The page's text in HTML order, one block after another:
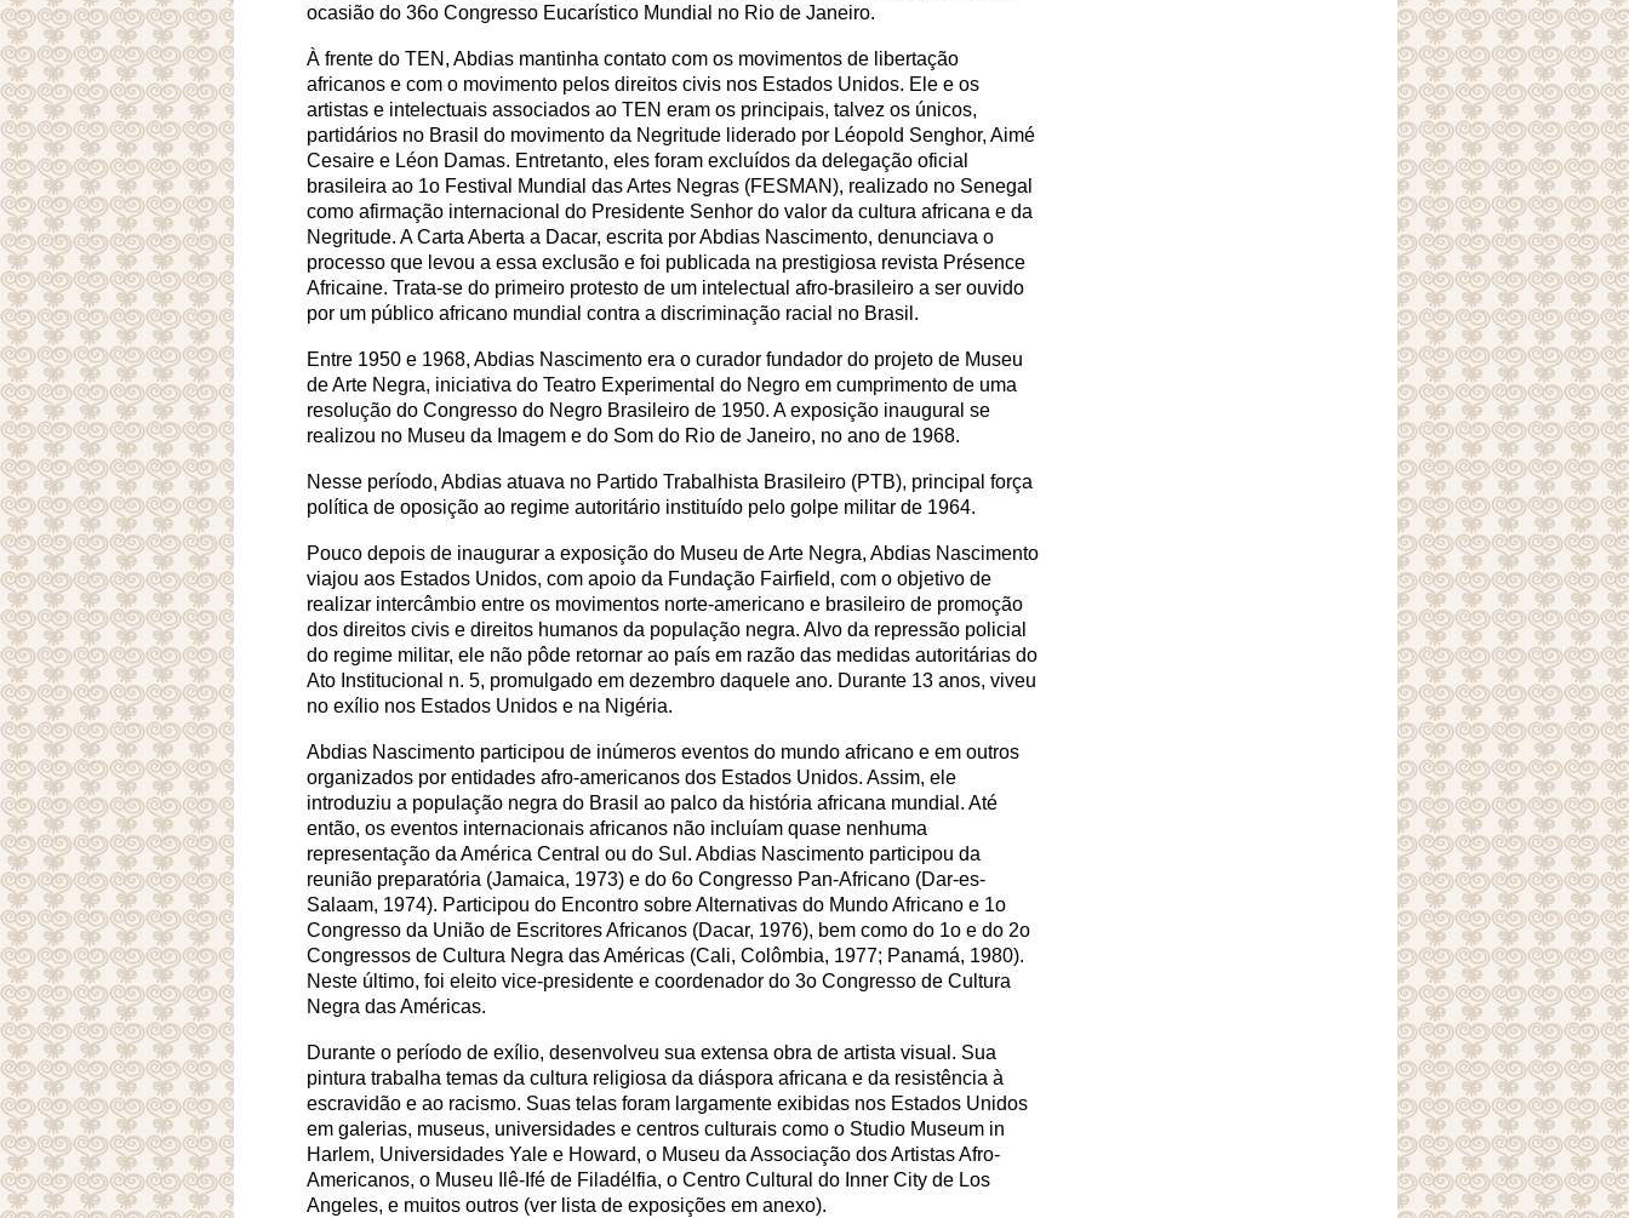
ocasião do 36oCongresso Eucarístico Mundial no Rio de Janeiro.
À frente do TEN, Abdias mantinha contato com os movimentos de libertação
africanos e com o movimento pelos direitos civis nos Estados Unidos. Ele e os
artistas e intelectuais associados ao TEN eram os principais, talvez os únicos,
partidários no Brasil do movimento da Negritude liderado por Léopold Senghor, Aimé
Cesaire e Léon Damas. Entretanto, eles foram excluídos da delegação oficial
brasileira ao 1oFestival Mundial das Artes Negras (FESMAN), realizado no Senegal
como afirmação internacional do Presidente Senhor do valor da cultura africana e da
Negritude. A Carta Aberta a Dacar, escrita por Abdias Nascimento, denunciava o
processo que levou a essa exclusão e foi publicada na prestigiosa revista Présence
Africaine. Trata-se do primeiro protesto de um intelectual afro-brasileiro a ser ouvido
por um público africano mundial contra a discriminação racial no Brasil.
Entre 1950 e 1968, Abdias Nascimento era o curador fundador do projeto de Museu
de Arte Negra, iniciativa do Teatro Experimental do Negro em cumprimento de uma
resolução do Congresso do Negro Brasileiro de 1950. A exposição inaugural se
realizou no Museu da Imagem e do Som do Rio de Janeiro, no ano de 1968.
Nesse período, Abdias atuava no Partido Trabalhista Brasileiro (PTB), principal força
política de oposição ao regime autoritário instituído pelo golpe militar de 1964.
Pouco depois de inaugurar a exposição do Museu de Arte Negra, Abdias Nascimento
viajou aos Estados Unidos, com apoio da Fundação Fairfield, com o objetivo de
realizar intercâmbio entre os movimentos norte-americano e brasileiro de promoção
dos direitos civis e direitos humanos da população negra. Alvo da repressão policial
do regime militar, ele não pôde retornar ao país em razão das medidas autoritárias do
Ato Institucional n. 5, promulgado em dezembro daquele ano. Durante 13 anos, viveu
no exílio nos Estados Unidos e na Nigéria.
Abdias Nascimento participou de inúmeros eventos do mundo africano e em outros
organizados por entidades afro-americanos dos Estados Unidos. Assim, ele
introduziu a população negra do Brasil ao palco da história africana mundial. Até
então, os eventos internacionais africanos não incluíam quase nenhuma
representação da América Central ou do Sul. Abdias Nascimento participou da
reunião preparatória (Jamaica, 1973) e do 6oCongresso Pan-Africano (Dar-es-
Salaam, 1974). Participou do Encontro sobre Alternativas do Mundo Africano e 1o
Congresso da União de Escritores Africanos (Dacar, 1976), bem como do 1oe do 2o
Congressos de Cultura Negra das Américas (Cali, Colômbia, 1977; Panamá, 1980).
Neste último, foi eleito vice-presidente e coordenador do 3oCongresso de Cultura
Negra das Américas.
Durante o período de exílio, desenvolveu sua extensa obra de artista visual. Sua
pintura trabalha temas da cultura religiosa da diáspora africana e da resistência à
escravidão e ao racismo. Suas telas foram largamente exibidas nos Estados Unidos
em galerias, museus, universidades e centros culturais como o Studio Museum in
Harlem, Universidades Yale e Howard, o Museu da Associação dos Artistas Afro-
Americanos, o Museu Ilê-Ifé de Filadélfia, o Centro Cultural do Inner City de Los
Angeles, e muitos outros (ver lista de exposições em anexo).